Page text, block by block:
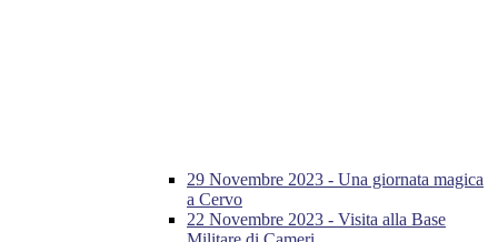
29 Novembre 2023 - Una giornata magica
a Cervo
22 Novembre 2023 - Visita alla Base